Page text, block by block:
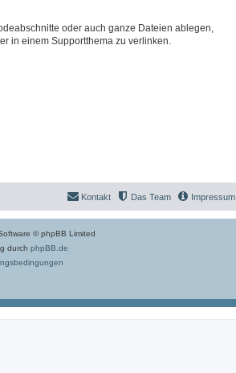
oder auch ganze Dateien ablegen,
in einem Supportthema zu verlinken.
Impressum
Das Team
Kontakt
© phpBB Limited
durch phpBB.de